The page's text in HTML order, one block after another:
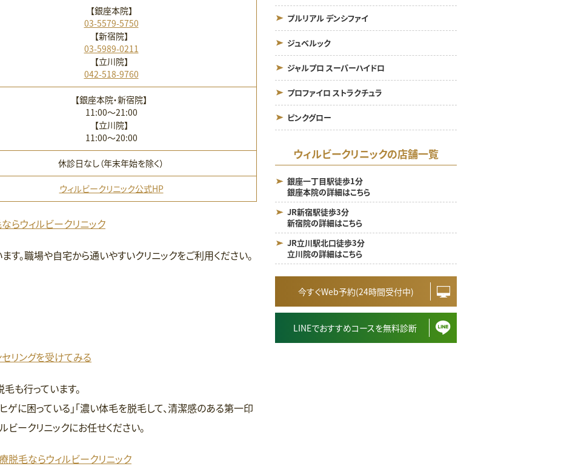
【銀座本院】
03-5579-5750
【新宿院】
03-5989-0211
【立川院】
042-518-9760
【銀座本院・新宿院】
11:00〜21:00
【立川院】
11:00〜20:00
休診日なし（年末年始を除く）
ウィルビークリニック公式HP
らウィルビークリニック
す。職場や自宅から通いやすいクリニックをご利用ください。
リングを受けてみる
も行っています。
ゲに困っている」「濃い体毛を脱毛して、清潔感のある第一印
ビークリニックにお任せください。
脱毛ならウィルビークリニック
プルリアル デンシファイ
ジュベルック
ジャルプロ スーパーハイドロ
プロファイロ ストラクチュラ
ピンクグロー
ウィルビークリニックの店舗一覧
銀座一丁目駅徒歩1分
銀座本院の詳細はこちら
JR新宿駅徒歩3分
新宿院の詳細はこちら
JR立川駅北口徒歩3分
立川院の詳細はこちら
今すぐWeb予約(24時間受付中)
LINEでおすすめコースを無料診断